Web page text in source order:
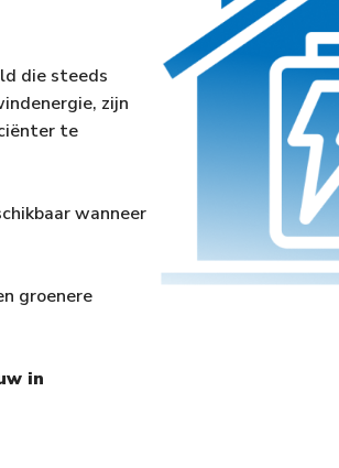
die steeds
zijn
te
wanneer
groenere
in